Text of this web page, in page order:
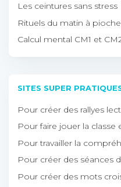
Les ceintures sans stress
Rituels du matin à
Calcul mental CM1 et
SITES SUPER
Pour créer des rallyes
Pour faire jouer la classe
Pour travailler la
Pour créer des séances
Pour créer des mots